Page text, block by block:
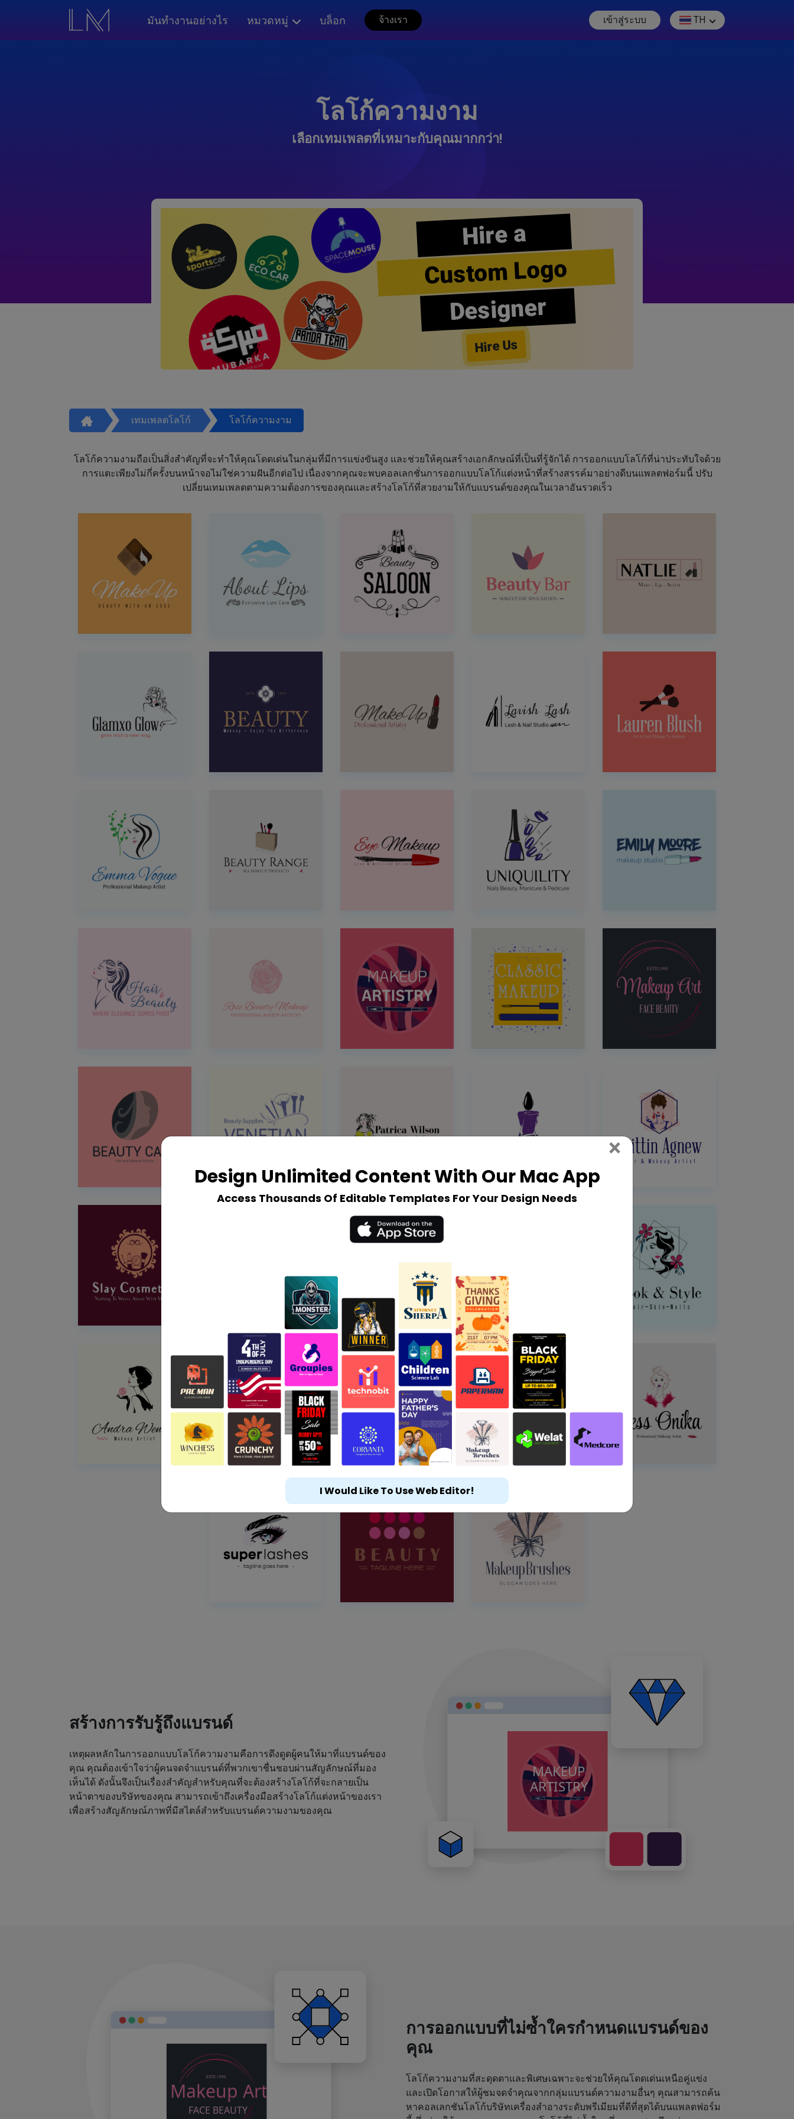
มันทำงานอย่างไร หมวดหมู่ บล็อก จ้างเรา เข้าสู่ระบบ TH
โลโก้ความงาม
เลือกเทมเพลตที่เหมาะกับคุณมากกว่า!
Hire a
Custom Logo
Designer
Hire Us
เทมเพลตโลโก้ โลโก้ความงาม
โลโก้ความงามถือเป็นสิ่งสำคัญที่จะทำให้คุณโดดเด่นในกลุ่มที่มีการแข่งขันสูง และช่วยให้คุณสร้างเอกลักษณ์ที่เป็นที่รู้จักได้ การออกแบบโลโก้ที่น่าประทับใจด้วย
การแตะเพียงไม่กี่ครั้งบนหน้าจอไม่ใช่ความฝันอีกต่อไป เนื่องจากคุณจะพบคอลเลกชั่นการออกแบบโลโก้แต่งหน้าที่สร้างสรรค์มาอย่างดีบนแพลตฟอร์มนี้ ปรับ
เปลี่ยนเทมเพลตตามความต้องการของคุณและสร้างโลโก้ที่สวยงามให้กับแบรนด์ของคุณในเวลาอันรวดเร็ว
สร้างการรับรู้ถึงแบรนด์
เหตุผลหลักในการออกแบบโลโก้ความงามคือการดึงดูดผู้คนให้มาที่แบรนด์ของ
คุณ คุณต้องเข้าใจว่าผู้คนจดจำแบรนด์ที่พวกเขาชื่นชอบผ่านสัญลักษณ์ที่มอง
เห็นได้ ดังนั้นจึงเป็นเรื่องสำคัญสำหรับคุณที่จะต้องสร้างโลโก้ที่จะกลายเป็น
หน้าตาของบริษัทของคุณ สามารถเข้าถึงเครื่องมือสร้างโลโก้แต่งหน้าของเรา
เพื่อสร้างสัญลักษณ์ภาพที่มีสไตล์สำหรับแบรนด์ความงามของคุณ
การออกแบบที่ไม่ซ้ำใครกำหนดแบรนด์ของ
คุณ
โลโก้ความงามที่สะดุดตาและพิเศษเฉพาะจะช่วยให้คุณโดดเด่นเหนือคู่แข่ง
และเปิดโอกาสให้ผู้ชมจดจำคุณจากกลุ่มแบรนด์ความงามอื่นๆ คุณสามารถค้น
หาคอลเลกชันโลโก้บริษัทเครื่องสำอางระดับพรีเมียมที่ดีที่สุดได้บนแพลตฟอร์ม
Design Unlimited Content With Our Mac App
Access Thousands Of Editable Templates For Your Design Needs
× Close
I Would Like To Use Web Editor!